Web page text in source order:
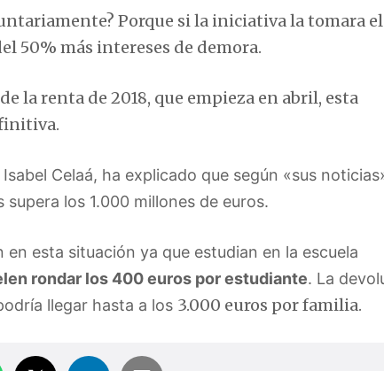
Porque si la iniciativa la tomara el
50% más intereses de demora.
la renta de 2018, que empieza en abril, esta
Celaá, ha explicado que según «sus
los 1.000 millones de euros.
esta situación ya que estudian en la escuela
rondar los 400 euros por estudiante. La
llegar hasta a los 3.000 euros por familia.